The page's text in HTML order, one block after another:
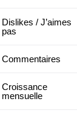
Dislikes / J’aimes
pas
Commentaires
Croissance
mensuelle